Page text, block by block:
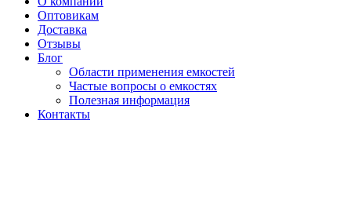
Оптовикам
Доставка
Отзывы
Блог
Области применения емкостей
Частые вопросы о емкостях
Полезная информация
Контакты